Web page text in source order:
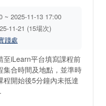
~ 2025-11-13 17:00
11-21 (15場次)
踐處
至iLearn平台填寫課程前
合時間及地點，並準時
程開始後5分鐘內未抵達